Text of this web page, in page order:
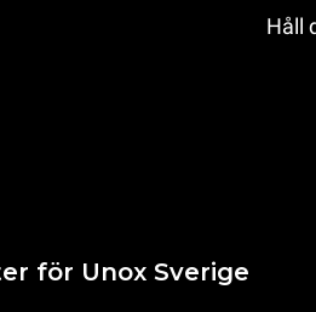
Håll
för Unox Sverige